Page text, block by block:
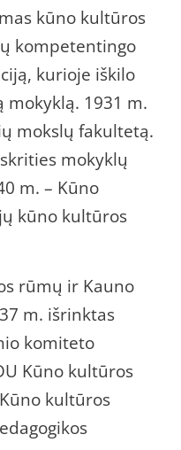
kūno kultūros
kompetentingo
kurioje iškilo
1931 m.
mokslų fakultetą.
mokyklų
m. – Kūno
kūno kultūros
rūmų ir Kauno
m. išrinktas
komiteto
Kūno kultūros
kultūros